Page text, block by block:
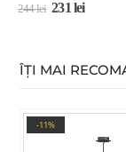
244lei 231lei
ÎȚI MAI
-11%